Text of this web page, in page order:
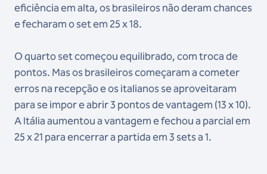
eficiência em alta, os brasileiros não deram chances
e fecharam o set em 25 x 18.
O quarto set começou equilibrado, com troca de
pontos. Mas os brasileiros começaram a cometer
erros na recepção e os italianos se aproveitaram
para se impor e abrir 3 pontos de vantagem (13 x 10).
A Itália aumentou a vantagem e fechou a parcial em
25 x 21 para encerrar a partida em 3 sets a 1.